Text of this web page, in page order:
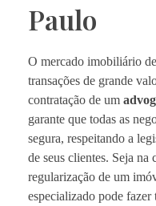
Paulo
O mercado imobiliário
transações de grande
contratação de um
garante que todas as
segura, respeitando a
de seus clientes. Seja na
regularização de um
especializado pode fazer